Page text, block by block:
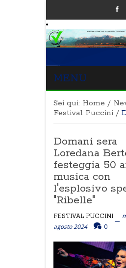
MENU
Sei qui: Home /
Festival Puccini /
Domani sera
Loredana
festeggia 50
musica con
l'esplosivo
"Ribelle"
FESTIVAL PUCCINI
agosto 2024
0